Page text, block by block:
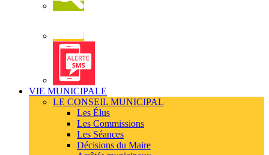
Alerte
SMS
VIE MUNICIPALE
LE CONSEIL MUNICIPAL
Les Élus
Les Commissions
Les Séances
Décisions du Maire